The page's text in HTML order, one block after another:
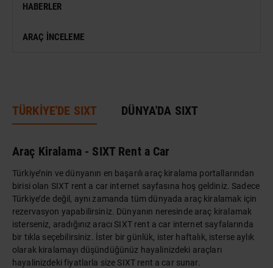
ANTIK KENT & ALANLAR
HABERLER
ARAÇ İNCELEME
TÜRKİYE'DE SIXT DÜNYA'DA SIXT
Araç Kiralama - SIXT Rent a Car
Türkiye’nin ve dünyanın en başarılı araç kiralama portallarından
birisi olan SIXT rent a car internet sayfasına hoş geldiniz. Sadece
Türkiye’de değil, aynı zamanda tüm dünyada araç kiralamak için
rezervasyon yapabilirsiniz. Dünyanın neresinde araç kiralamak
isterseniz, aradığınız aracı SIXT rent a car internet sayfalarında
bir tıkla seçebilirsiniz. İster bir günlük, ister haftalık, isterse aylık
olarak kiralamayı düşündüğünüz hayalinizdeki araçları
hayalinizdeki fiyatlarla size SIXT rent a car sunar.